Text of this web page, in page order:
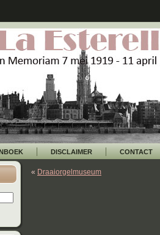
DISCLAIMER CONTACT
« Draaiorgelmuseum